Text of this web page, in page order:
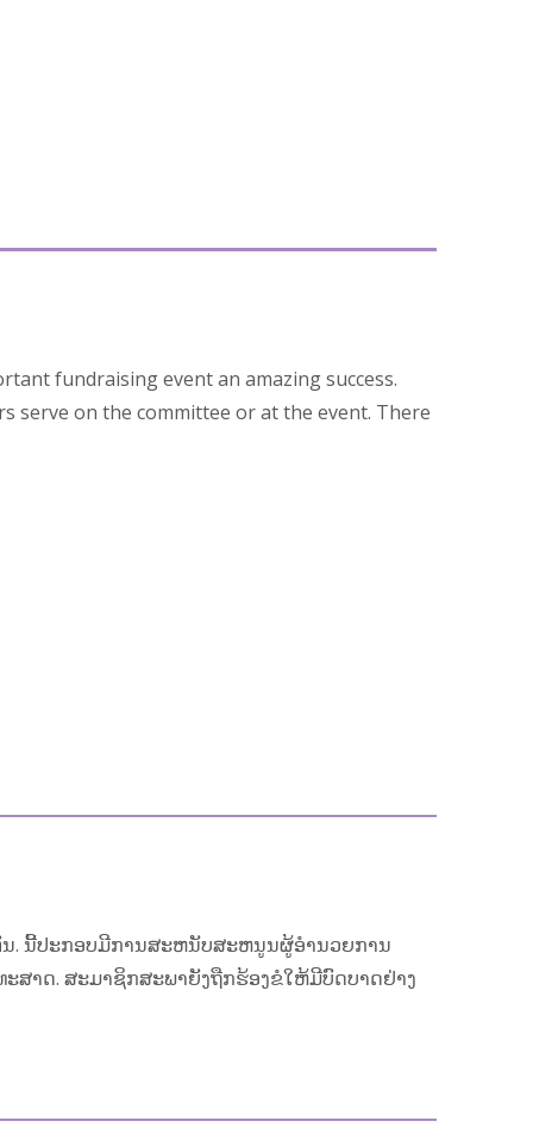
fundraising event an amazing success.
serve on the committee or at the event. There
. ນີ້ປະກອບມີການສະຫນັບສະຫນູນຜູ້ອໍານວຍການ
ສາດ. ສະມາຊິກສະພາຍັງຖືກຮ້ອງຂໍໃຫ້ມີບົດບາດຢ່າງ